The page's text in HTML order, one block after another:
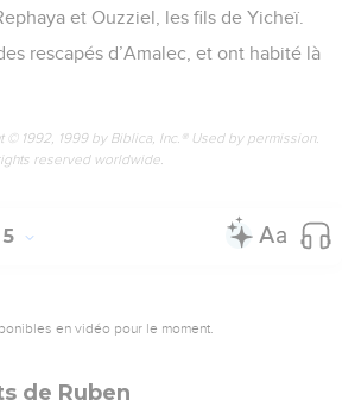
et Ouzziel, les fils de Yicheï.
rescapés d’Amalec, et ont habité là
© 1992, 1999 by Biblica, Inc.® Used by permission.
reserved worldwide.
5
en vidéo pour le moment.
de Ruben